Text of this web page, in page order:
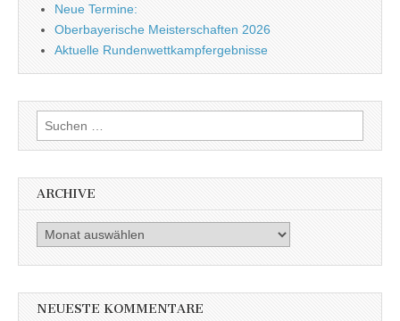
Neue Termine:
Oberbayerische Meisterschaften 2026
Aktuelle Rundenwettkampfergebnisse
Suche nach:
ARCHIVE
Archive
NEUESTE KOMMENTARE